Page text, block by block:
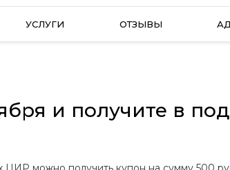
УСЛУГИ ОТЗЫВЫ
и получите в